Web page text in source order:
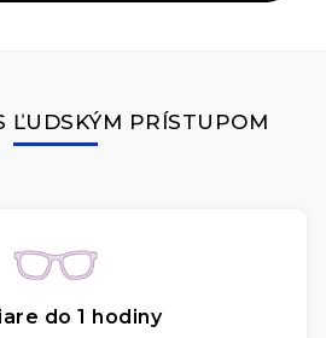
ĽUDSKÝM PRÍSTUPOM
do 1 hodiny